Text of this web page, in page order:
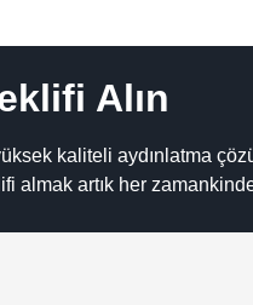
Alın
kaliteli aydınlatma
almak artık her